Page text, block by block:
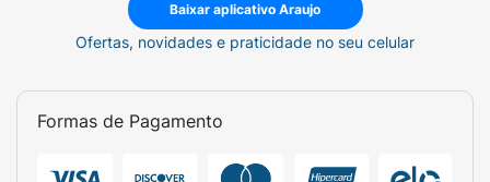
Baixar aplicativo Araujo
Ofertas, novidades e praticidade no seu celular
Formas de Pagamento